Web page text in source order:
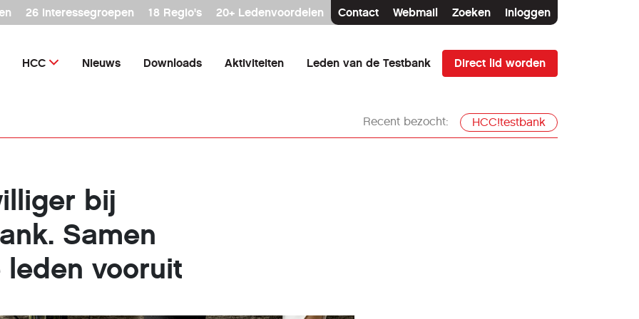
26 interessegroepen 18 Regio's 20+ Ledenvoordelen Contact Webmail Zoeken Inloggen
HCC Nieuws Downloads Aktiviteiten Leden van de Testbank Direct lid worden
Recent bezocht: HCC!testbank
bij
Samen
vooruit